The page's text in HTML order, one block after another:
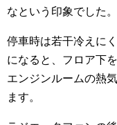
なという印象でした。
停車時は若干冷えに
になると、フロア下
エンジンルームの熱
ます。